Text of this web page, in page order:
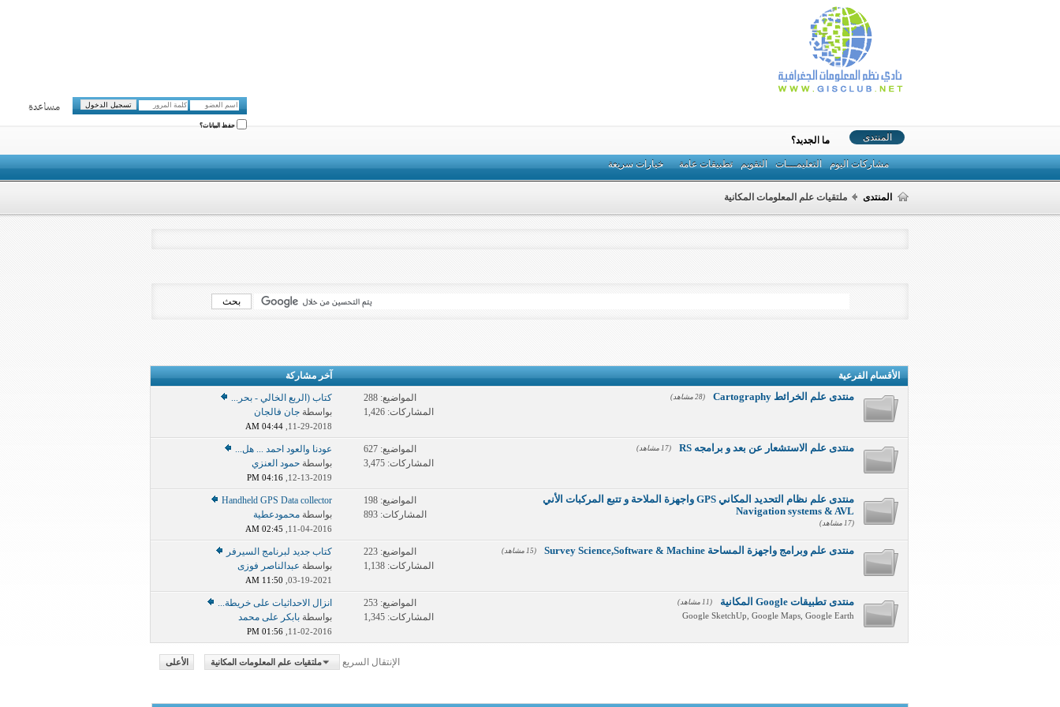
مساعدة
حفظ البيانات؟
المنتدى
مشاركات اليوم التعليمـــات التقويم تطبيقات عامة خيارات سريعة
ما الجديد؟
المنتدى ملتقيات علم المعلومات المكانية
الأقسام الفرعية آخر مشاركة
منتدى علم الخرائط Cartography (28 مشاهد)
المواضيع: 288
المشاركات: 1,426
كتاب (الربع الخالي - بحر...
بواسطة جان فالجان
11-29-2018,
04:44 AM
منتدى علم الاستشعار عن بعد و برامجه RS (17 مشاهد)
المواضيع: 627
المشاركات: 3,475
عودنا والعود احمد ... هل...
بواسطة حمود العنزي
12-13-2019,
04:16 PM
منتدى علم نظام التحديد المكاني GPS واجهزة الملاحة و تتبع المركبات الأني
Navigation systems & AVL
(17 مشاهد)
المواضيع: 198
المشاركات: 893
Handheld GPS Data collector
بواسطة محمودعطية
11-04-2016,
02:45 AM
منتدى علم وبرامج واجهزة المساحة Survey Science,Software & Machine (15 مشاهد)
المواضيع: 223
المشاركات: 1,138
كتاب جديد لبرنامج السيرفر
بواسطة عبدالناصر فوزى
03-19-2021,
11:50 AM
منتدى تطبيقات Google المكانية (11 مشاهد)
Google SketchUp, Google Maps, Google Earth
المواضيع: 253
المشاركات: 1,345
انزال الاحداثيات على خريطة...
بواسطة بابكر على محمد
11-02-2016,
01:56 PM
الإنتقال السريع ملتقيات علم المعلومات المكانية الأعلى